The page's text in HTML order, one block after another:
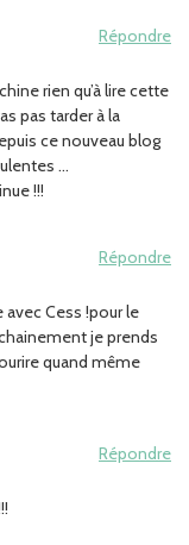
Répondre
rien qu’à lire cette
pas tarder à la
ce nouveau blog
…
!!!
Répondre
avec Cess !pour le
je prends
quand même
Répondre